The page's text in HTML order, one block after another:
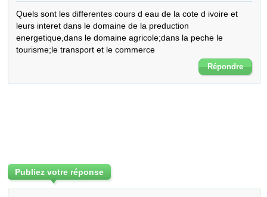
Quels sont les differentes cours d eau de la cote d ivoire et
leurs interet dans le domaine de la preduction
energetique,dans le domaine agricole;dans la peche le
tourisme;le transport et le commerce
Répondre
Publiez votre réponse